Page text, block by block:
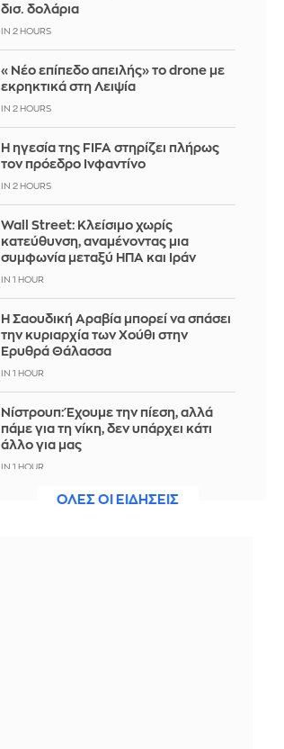
δισ. δολάρια
IN 2 HOURS
«Νέο επίπεδο απειλής» το drone με
εκρηκτικά στη Λειψία
IN 2 HOURS
Η ηγεσία της FIFA στηρίζει πλήρως
τον πρόεδρο Ινφαντίνο
IN 2 HOURS
Wall Street: Κλείσιμο χωρίς
κατεύθυνση, αναμένοντας μια
συμφωνία μεταξύ ΗΠΑ και Ιράν
IN 1 HOUR
Η Σαουδική Αραβία μπορεί να σπάσει
την κυριαρχία των Χούθι στην
Ερυθρά Θάλασσα
IN 1 HOUR
Νίστρουπ: Έχουμε την πίεση, αλλά
πάμε για τη νίκη, δεν υπάρχει κάτι
άλλο για μας
IN 1 HOUR
Άννα Πρέλεβιτς: Το τρυφερό
ΟΛΕΣ ΟΙ ΕΙΔΗΣΕΙΣ